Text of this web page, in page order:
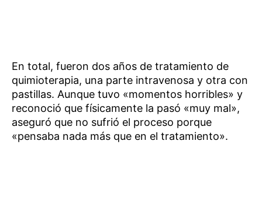
En total, fueron dos años de tratamiento de
quimioterapia, una parte intravenosa y otra con
pastillas. Aunque tuvo «momentos horribles» y
reconoció que físicamente la pasó «muy mal»,
aseguró que no sufrió el proceso porque
«pensaba nada más que en el tratamiento».